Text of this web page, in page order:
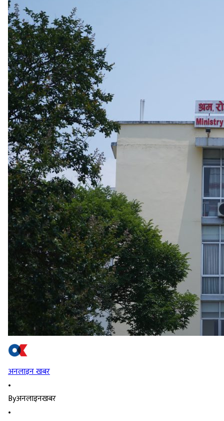
अनलाइन खबर
•
Byअनलाइनखबर
•